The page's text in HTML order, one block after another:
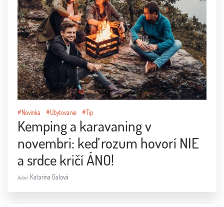
#Novinka #Ubytovanie #Tip
Kemping a karavaning v
novembri: keď rozum hovorí NIE
a srdce kričí ÁNO!
Autor: Katarína Galová